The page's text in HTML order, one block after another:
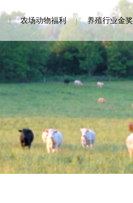
| 农场动物福利 | 养殖行业金奖